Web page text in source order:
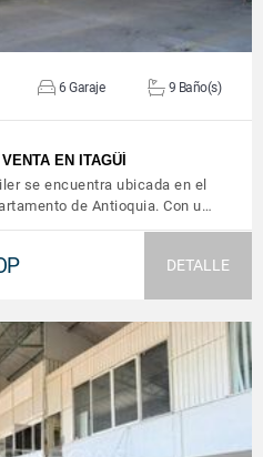
6 Garaje 9 Baño(s)
EN ITAGÜÍ
se encuentra ubicada en el
de Antioquia. Con u…
DETALLE